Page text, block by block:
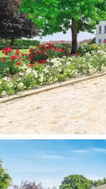
Na cave, forrada a
relaxamento
casa de banho.
adega típica com
cinema, algumas
Em todas as
de altíssimo nível,
regressam nas
como elegantes
cerâmicas antigas